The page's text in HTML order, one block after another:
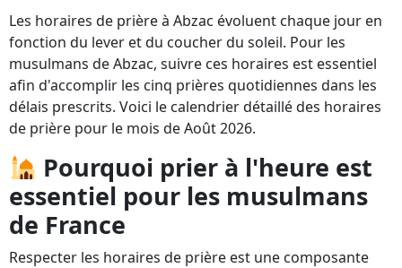
Les horaires de prière à Abzac évoluent chaque jour en
fonction du lever et du coucher du soleil. Pour les
musulmans de Abzac, suivre ces horaires est essentiel
afin d'accomplir les cinq prières quotidiennes dans les
délais prescrits. Voici le calendrier détaillé des horaires
de prière pour le mois de Août 2026.
Pourquoi prier à l'heure est
essentiel pour les musulmans
de France
Respecter les horaires de prière est une composante